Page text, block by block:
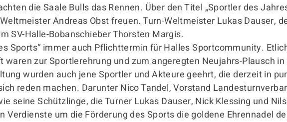
die Saale Bulls das Rennen. Über den Titel „Sportler des
Andreas Obst freuen. Turn-Weltmeister Lukas Dauser,
SV-Halle-Bobanschieber Thorsten Margis.
Sports“ immer auch Pflichttermin für Halles Sportcommunity.
waren zur Sportlerehrung und zum angeregten Neujahrs-Plausch
wurden auch jene Sportler und Akteure geehrt, die derzeit in
reden machen. Darunter Nico Tandel, Vorstand
seine Schützlinge, die Turner Lukas Dauser, Nick Klessing und
Verdienste um die Förderung des Sports die goldene Ehrennadel